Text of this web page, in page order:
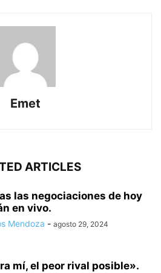
Emet
ARTICLES
las negociaciones de hoy
en vivo.
Mendoza - agosto 29, 2024
mí, el peor rival posible».